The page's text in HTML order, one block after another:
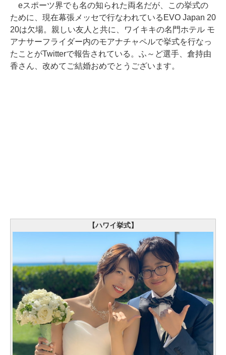
eスポーツ界でも名の知られた両名だが、この挙式の
ために、現在幕張メッセで行なわれているEVO Japan 20
20は欠場。親しい友人と共に、ワイキキの名門ホテル モ
アナサーフライダー内のモアナチャペルで挙式を行なっ
たことがTwitterで報告されている。ふ～ど選手、倉持由
香さん、改めてご結婚おめでとうございます。
【ハワイ挙式】